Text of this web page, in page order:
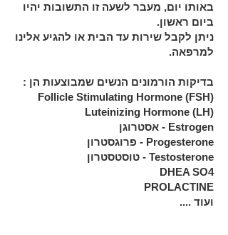
באותו יום, מעבר לשעה זו התשובות יהיו
ביום ראשון.
ניתן לקבל שירות עד הבית או להגיע אלינו
למרפאה.
בדיקות הורמונים הנשים שמבוצעות הן :
Follicle Stimulating Hormone (FSH)
Luteinizing Hormone (LH)
Estrogen - אסטרוגן
Progesterone - פרוגסטרון
Testosterone - טוסטסטרון
DHEA SO4
PROLACTINE
ועוד ....